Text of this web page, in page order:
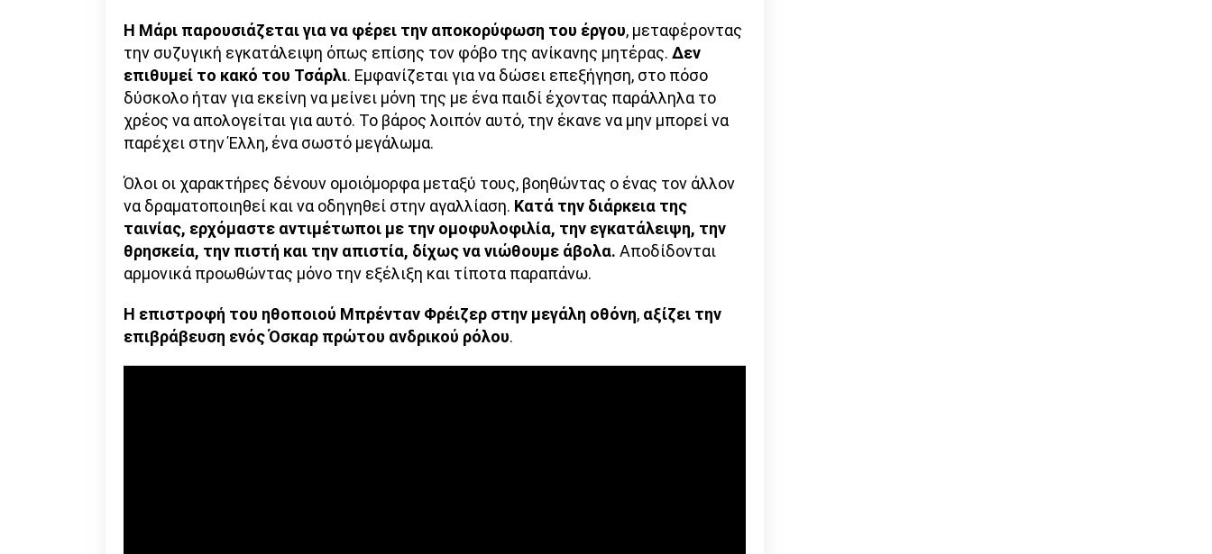
Η Μάρι παρουσιάζεται για να φέρει την αποκορύφωση του έργου, μεταφέροντας
την συζυγική εγκατάλειψη όπως επίσης τον φόβο της ανίκανης μητέρας. Δεν
επιθυμεί το κακό του Τσάρλι. Εμφανίζεται για να δώσει επεξήγηση, στο πόσο
δύσκολο ήταν για εκείνη να μείνει μόνη της με ένα παιδί έχοντας παράλληλα το
χρέος να απολογείται για αυτό. Το βάρος λοιπόν αυτό, την έκανε να μην μπορεί να
παρέχει στην Έλλη, ένα σωστό μεγάλωμα.
Όλοι οι χαρακτήρες δένουν ομοιόμορφα μεταξύ τους, βοηθώντας ο ένας τον άλλον
να δραματοποιηθεί και να οδηγηθεί στην αγαλλίαση. Κατά την διάρκεια της
ταινίας, ερχόμαστε αντιμέτωποι με την ομοφυλοφιλία, την εγκατάλειψη, την
θρησκεία, την πιστή και την απιστία, δίχως να νιώθουμε άβολα. Αποδίδονται
αρμονικά προωθώντας μόνο την εξέλιξη και τίποτα παραπάνω.
H επιστροφή του ηθοποιού Μπρένταν Φρέιζερ στην μεγάλη οθόνη, αξίζει την
επιβράβευση ενός Όσκαρ πρώτου ανδρικού ρόλου.